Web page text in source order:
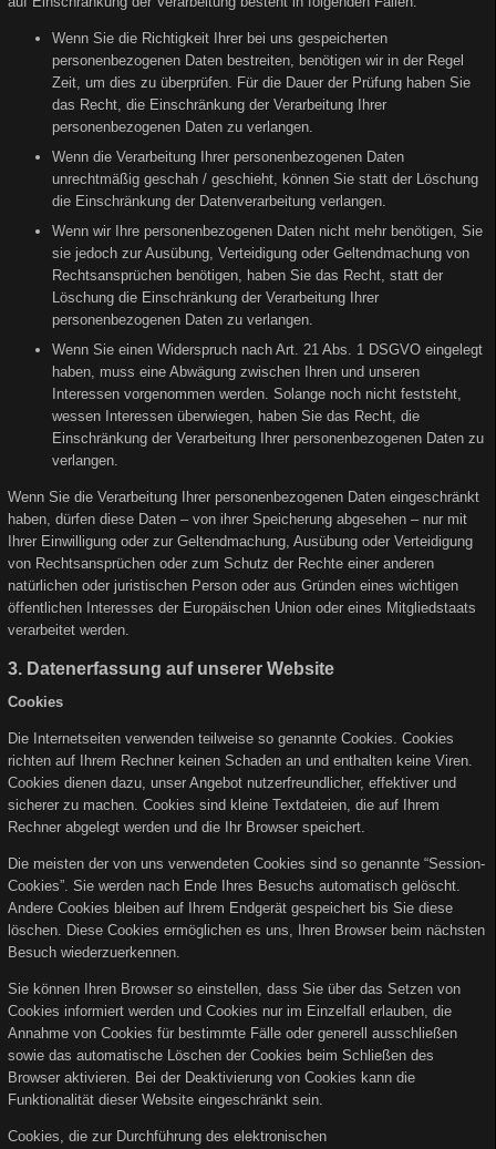
Wenn Sie die Richtigkeit Ihrer bei uns gespeicherten
personenbezogenen Daten bestreiten, benötigen wir in der Regel
Zeit, um dies zu überprüfen. Für die Dauer der Prüfung haben Sie
das Recht, die Einschränkung der Verarbeitung Ihrer
personenbezogenen Daten zu verlangen.
Wenn die Verarbeitung Ihrer personenbezogenen Daten
unrechtmäßig geschah / geschieht, können Sie statt der Löschung
die Einschränkung der Datenverarbeitung verlangen.
Wenn wir Ihre personenbezogenen Daten nicht mehr benötigen, Sie
sie jedoch zur Ausübung, Verteidigung oder Geltendmachung von
Rechtsansprüchen benötigen, haben Sie das Recht, statt der
Löschung die Einschränkung der Verarbeitung Ihrer
personenbezogenen Daten zu verlangen.
Wenn Sie einen Widerspruch nach Art. 21 Abs. 1 DSGVO eingelegt
haben, muss eine Abwägung zwischen Ihren und unseren
Interessen vorgenommen werden. Solange noch nicht feststeht,
wessen Interessen überwiegen, haben Sie das Recht, die
Einschränkung der Verarbeitung Ihrer personenbezogenen Daten zu
verlangen.
Wenn Sie die Verarbeitung Ihrer personenbezogenen Daten eingeschränkt
haben, dürfen diese Daten – von ihrer Speicherung abgesehen – nur mit
Ihrer Einwilligung oder zur Geltendmachung, Ausübung oder Verteidigung
von Rechtsansprüchen oder zum Schutz der Rechte einer anderen
natürlichen oder juristischen Person oder aus Gründen eines wichtigen
öffentlichen Interesses der Europäischen Union oder eines Mitgliedstaats
verarbeitet werden.
3. Datenerfassung auf unserer Website
Cookies
Die Internetseiten verwenden teilweise so genannte Cookies. Cookies
richten auf Ihrem Rechner keinen Schaden an und enthalten keine Viren.
Cookies dienen dazu, unser Angebot nutzerfreundlicher, effektiver und
sicherer zu machen. Cookies sind kleine Textdateien, die auf Ihrem
Rechner abgelegt werden und die Ihr Browser speichert.
Die meisten der von uns verwendeten Cookies sind so genannte “Session-
Cookies”. Sie werden nach Ende Ihres Besuchs automatisch gelöscht.
Andere Cookies bleiben auf Ihrem Endgerät gespeichert bis Sie diese
löschen. Diese Cookies ermöglichen es uns, Ihren Browser beim nächsten
Besuch wiederzuerkennen.
Sie können Ihren Browser so einstellen, dass Sie über das Setzen von
Cookies informiert werden und Cookies nur im Einzelfall erlauben, die
Annahme von Cookies für bestimmte Fälle oder generell ausschließen
sowie das automatische Löschen der Cookies beim Schließen des
Browser aktivieren. Bei der Deaktivierung von Cookies kann die
Funktionalität dieser Website eingeschränkt sein.
Cookies, die zur Durchführung des elektronischen